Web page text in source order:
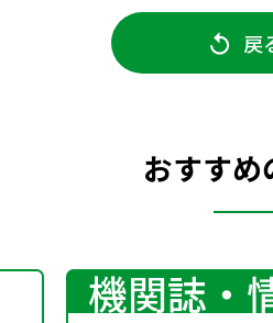
戻
おすすめ
機関誌・